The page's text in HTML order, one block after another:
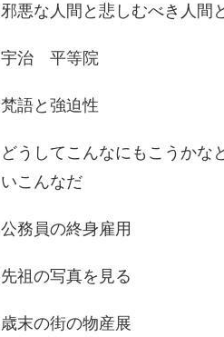
邪悪な人間と悲しむべき人間
宇治 平等院
梵語と強迫性
どうしてこんなにもこうかな
いこんなだ
公務員の終身雇用
先祖の写真を見る
歳末の街の物産展